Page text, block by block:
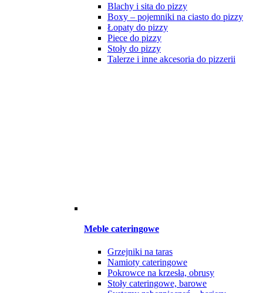
Blachy i sita do pizzy
Boxy – pojemniki na ciasto do pizzy
Łopaty do pizzy
Piece do pizzy
Stoły do pizzy
Talerze i inne akcesoria do pizzerii
Meble cateringowe
Grzejniki na taras
Namioty cateringowe
Pokrowce na krzesła, obrusy
Stoły cateringowe, barowe